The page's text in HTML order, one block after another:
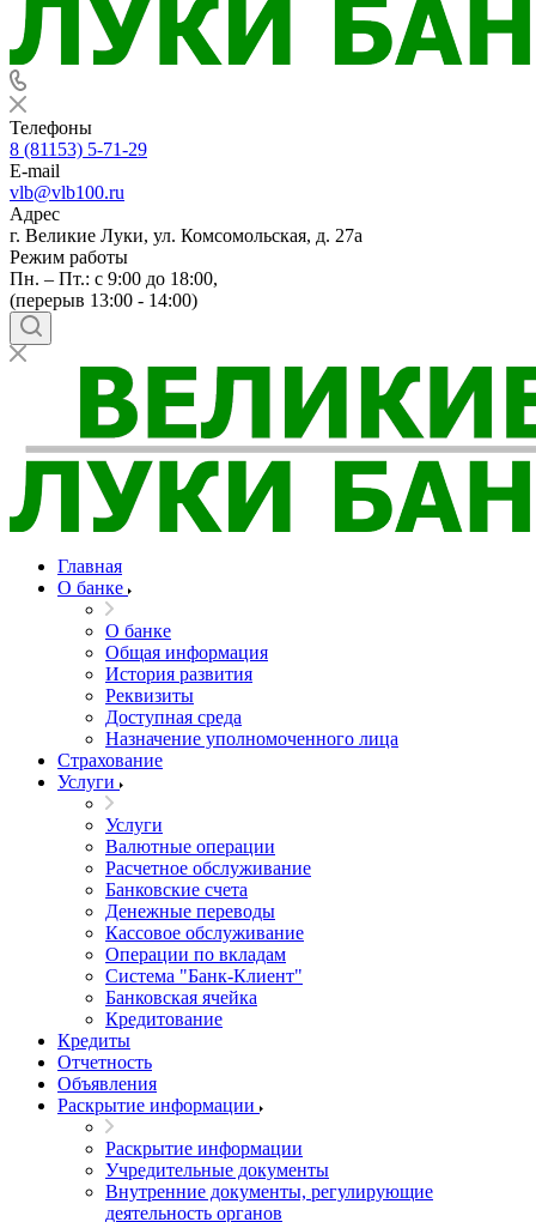
Телефоны
8 (81153) 5-71-29
E-mail
vlb@vlb100.ru
Адрес
г. Великие Луки, ул. Комсомольская, д. 27а
Режим работы
Пн. – Пт.: с 9:00 до 18:00,
(перерыв 13:00 - 14:00)
Главная
О банке
О банке
Общая информация
История развития
Реквизиты
Доступная среда
Назначение уполномоченного лица
Страхование
Услуги
Услуги
Валютные операции
Расчетное обслуживание
Банковские счета
Денежные переводы
Кассовое обслуживание
Операции по вкладам
Система "Банк-Клиент"
Банковская ячейка
Кредитование
Кредиты
Отчетность
Объявления
Раскрытие информации
Раскрытие информации
Учредительные документы
Внутренние документы, регулирующие
деятельность органов